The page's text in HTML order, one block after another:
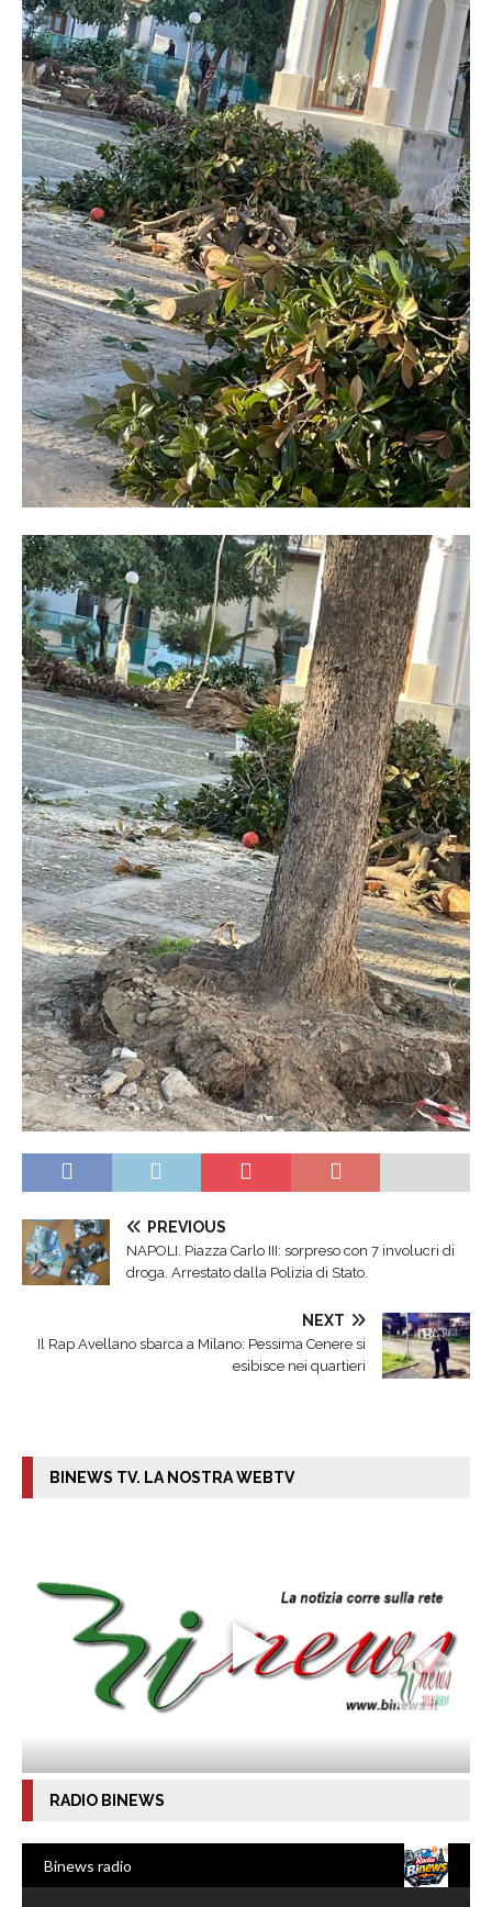
PREVIOUS
NAPOLI. Piazza Carlo III: sorpreso con 7 involucri di
droga. Arrestato dalla Polizia di Stato.
NEXT
Il Rap Avellano sbarca a Milano: Pessima Cenere si
esibisce nei quartieri
BINEWS TV. LA NOSTRA WEBTV
RADIO BINEWS